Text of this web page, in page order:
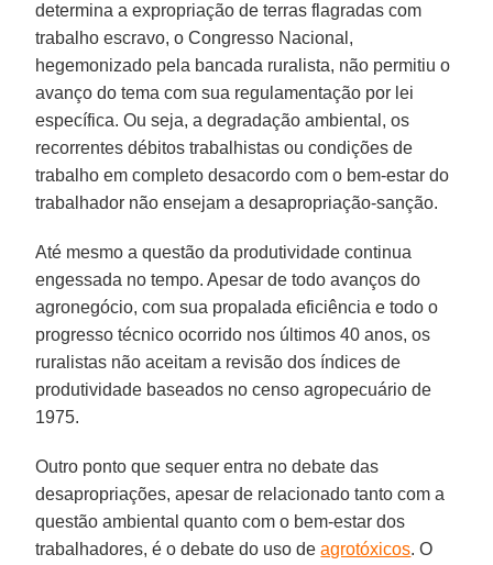
determina a expropriação de terras flagradas com
trabalho escravo, o Congresso Nacional,
hegemonizado pela bancada ruralista, não permitiu o
avanço do tema com sua regulamentação por lei
específica. Ou seja, a degradação ambiental, os
recorrentes débitos trabalhistas ou condições de
trabalho em completo desacordo com o bem-estar do
trabalhador não ensejam a desapropriação-sanção.
Até mesmo a questão da produtividade continua
engessada no tempo. Apesar de todo avanços do
agronegócio, com sua propalada eficiência e todo o
progresso técnico ocorrido nos últimos 40 anos, os
ruralistas não aceitam a revisão dos índices de
produtividade baseados no censo agropecuário de
1975.
Outro ponto que sequer entra no debate das
desapropriações, apesar de relacionado tanto com a
questão ambiental quanto com o bem-estar dos
trabalhadores, é o debate do uso deagrotóxicos. O